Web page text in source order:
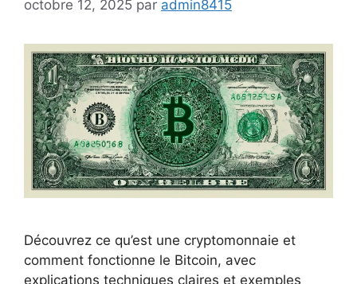
octobre 12, 2025 par admin8415
Découvrez ce qu’est une cryptomonnaie et
comment fonctionne le Bitcoin, avec
explications techniques claires et exemples